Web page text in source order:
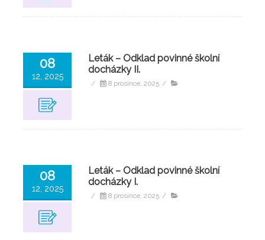
08
12, 2025
Leták – Odklad povinné školní
docházky II.
/ 8 prosince, 2025 /
08
12, 2025
Leták – Odklad povinné školní
docházky I.
/ 8 prosince, 2025 /